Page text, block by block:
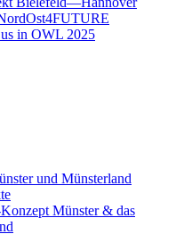
in OWL 2025
und Münsterland
Münster & das